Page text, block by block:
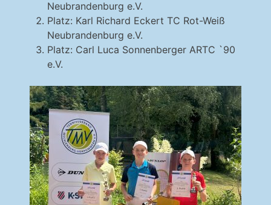
Neubrandenburg e.V.
Platz: Karl Richard Eckert TC Rot-Weiß
Neubrandenburg e.V.
Platz: Carl Luca Sonnenberger ARTC `90
e.V.